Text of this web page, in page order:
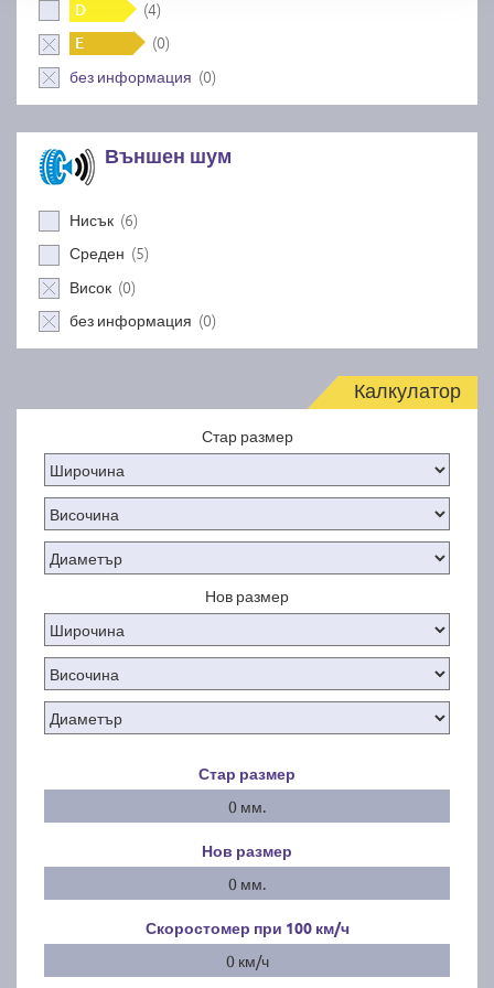
D (4)
E (0)
без информация (0)
Външен шум
Нисък (6)
Среден (5)
Висок (0)
без информация (0)
Калкулатор
Стар размер
Нов размер
Стар размер
0 мм.
Нов размер
0 мм.
Скоростомер при 100 км/ч
0 км/ч